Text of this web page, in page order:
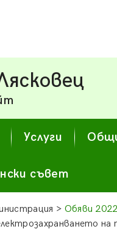
Услуги
съвет
> Обяви